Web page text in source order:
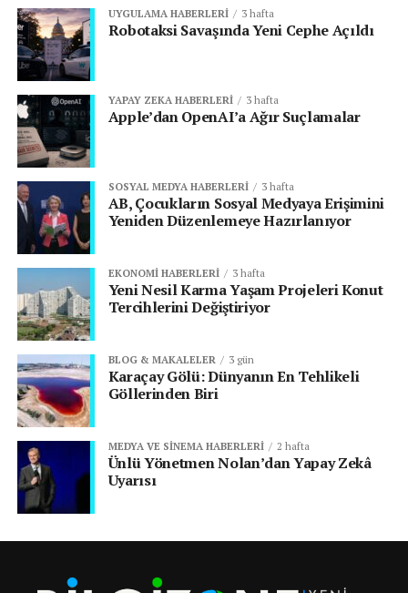
UYGULAMA HABERLERI 3 hafta
Robotaksi Savaşında Yeni Cephe Açıldı
YAPAY ZEKA HABERLERI 3 hafta
Apple’dan OpenAI’a Ağır Suçlamalar
SOSYAL MEDYA HABERLERI 3 hafta
AB, Çocukların Sosyal Medyaya Erişimini
Yeniden Düzenlemeye Hazırlanıyor
EKONOMI HABERLERI 3 hafta
Yeni Nesil Karma Yaşam Projeleri Konut
Tercihlerini Değiştiriyor
BLOG & MAKALELER 3 gün
Karaçay Gölü: Dünyanın En Tehlikeli
Göllerinden Biri
MEDYA VE SINEMA HABERLERI 2 hafta
Ünlü Yönetmen Nolan’dan Yapay Zekâ
Uyarısı